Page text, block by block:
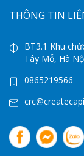
THÔNG TIN
BT3.1 Khu
Tây Mỗ, Hà
0865219566